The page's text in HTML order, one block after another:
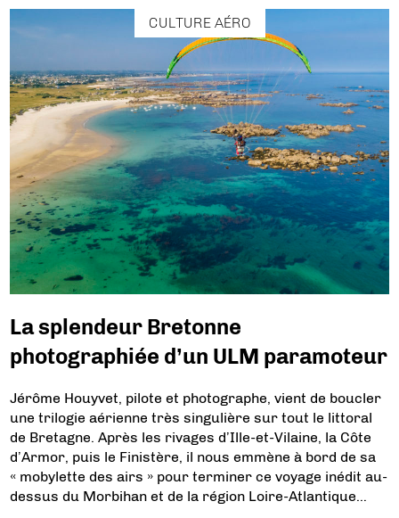
CULTURE AÉRO
La splendeur Bretonne
photographiée d’un ULM paramoteur
Jérôme Houyvet, pilote et photographe, vient de boucler
une trilogie aérienne très singulière sur tout le littoral
de Bretagne. Après les rivages d’Ille-et-Vilaine, la Côte
d’Armor, puis le Finistère, il nous emmène à bord de sa
« mobylette des airs » pour terminer ce voyage inédit au-
dessus du Morbihan et de la région Loire-Atlantique…